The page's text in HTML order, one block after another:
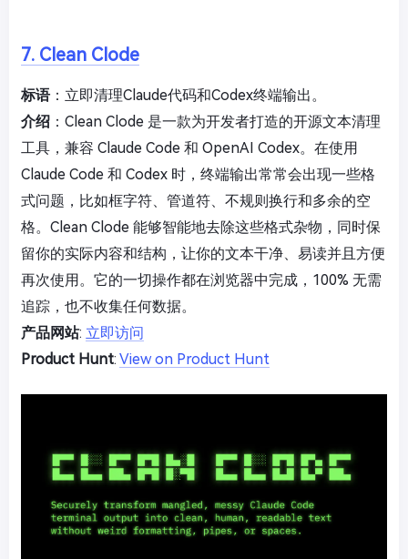
7. Clean Clode
标语：立即清理Claude代码和Codex终端输出。
介绍 ：Clean Clode 是一款为开发者打造的开源文本清理
工具，兼容 Claude Code 和 OpenAI Codex。在使用
Claude Code 和 Codex 时，终端输出常常会出现一些格
式问题，比如框字符、管道符、不规则换行和多余的空
格。Clean Clode 能够智能地去除这些格式杂物，同时保
留你的实际内容和结构，让你的文本干净、易读并且方便
再次使用。它的一切操作都在浏览器中完成，100% 无需
追踪，也不收集任何数据。
产品网站: 立即访问
Product Hunt: View on Product Hunt